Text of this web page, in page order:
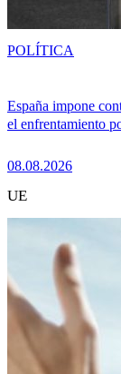
España impone
el enfrentamiento
08.08.2026
POLÍTICA
UE